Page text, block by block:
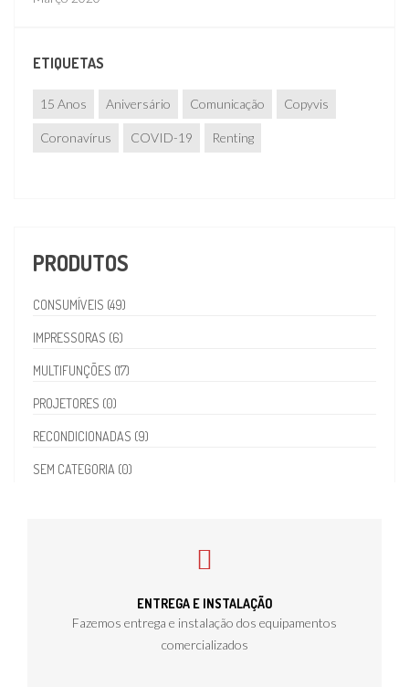
ETIQUETAS
15 Anos Aniversário Comunicação Copyvis
Coronavírus COVID-19 Renting
PRODUTOS
CONSUMÍVEIS (49)
IMPRESSORAS (6)
MULTIFUNÇÕES (17)
PROJETORES (0)
RECONDICIONADAS (9)
SEM CATEGORIA (0)
ENTREGA E INSTALAÇÃO
Fazemos entrega e instalação dos equipamentos
comercializados